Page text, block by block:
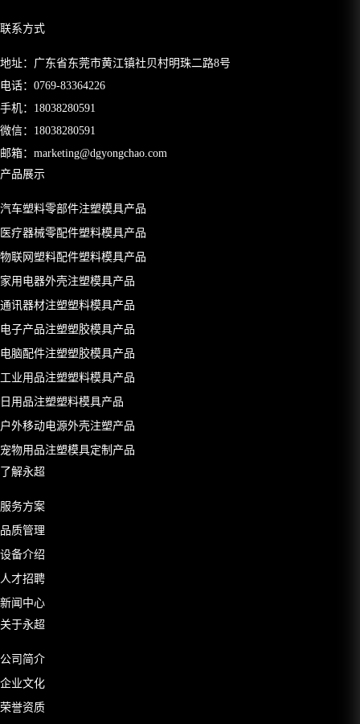
联系方式
地址：广东省东莞市黄江镇社贝村明珠二路8号
电话： 0769-83364226
手机： 18038280591
微信：18038280591
邮箱： marketing@dgyongchao.com
产品展示
汽车塑料零部件注塑模具产品
医疗器械零配件塑料模具产品
物联网塑料配件塑料模具产品
家用电器外壳注塑模具产品
通讯器材注塑塑料模具产品
电子产品注塑塑胶模具产品
电脑配件注塑塑胶模具产品
工业用品注塑塑料模具产品
日用品注塑塑料模具产品
户外移动电源外壳注塑产品
宠物用品注塑模具定制产品
了解永超
服务方案
品质管理
设备介绍
人才招聘
新闻中心
关于永超
公司简介
企业文化
荣誉资质